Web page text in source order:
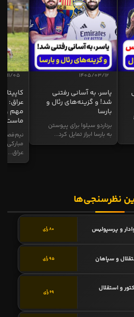
1405/03/12
یاسر، به آسانی رفتنی
شد! و گزینه‌های رئال و
بارسا
برناردو سیلوا برای پیوستن
به بارسا ابراز تمایل کرد...
11/05
عراق:
مهم و
ماست
نیم‌فصل
مبارکی
عراق...
نظرسنجی‌ها
و پرسپولیس 80 رأی
و سپاهان 95 رأی
و استقلال
69 رأی